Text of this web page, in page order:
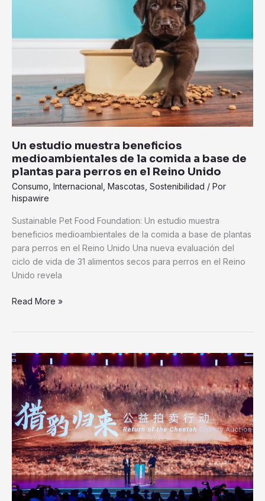
Un estudio muestra beneficios
medioambientales de la comida a base de
plantas para perros en el Reino Unido
Consumo Internacional Mascotas Sostenibilidad / Por
hispawire
Sustainable Pet Food Foundation: Un estudio muestra
beneficios medioambientales de la comida a base de plantas
para perros en el Reino Unido Una nueva evaluación del
ciclo de vida de 31 alimentos secos para perros en el Reino
Unido revela
de
base
de
plantas
perros
en
el
Reino
Unido
Read More »
JETOUR
se
une
a
DISCOVERY
y
al
Fondo
de
Conservación
del